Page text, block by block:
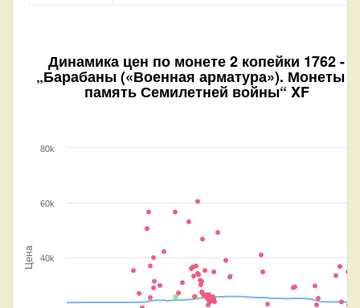
Динамика цен по монете2 копейки 1762 -
„Барабаны («Военная арматура»). Монеты в
память Семилетней войны“ XF
Цена 40k
60k
80k